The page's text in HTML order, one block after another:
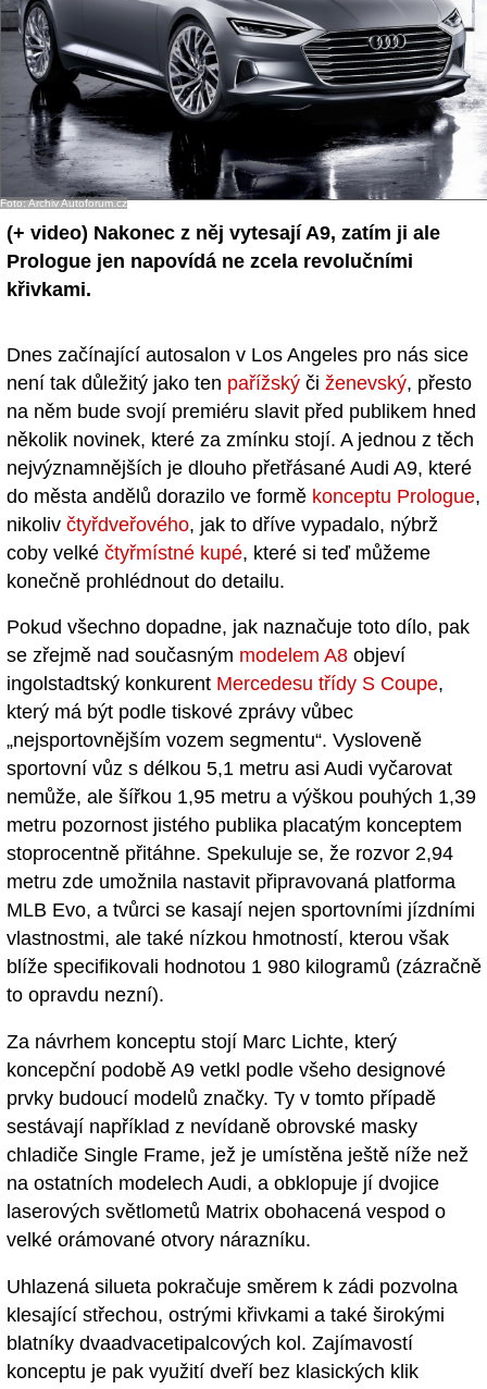
Foto: Archiv Autoforum.cz
(+ video) Nakonec z něj vytesají A9, zatím ji ale
Prologue jen napovídá ne zcela revolučními
křivkami.
Dnes začínající autosalon v Los Angeles pro nás sice
není tak důležitý jako ten pařížský či ženevský, přesto
na něm bude svojí premiéru slavit před publikem hned
několik novinek, které za zmínku stojí. A jednou z těch
nejvýznamnějších je dlouho přetřásané Audi A9, které
do města andělů dorazilo ve formě konceptu Prologue,
nikoliv čtyřdveřového, jak to dříve vypadalo, nýbrž
coby velké čtyřmístné kupé, které si teď můžeme
konečně prohlédnout do detailu.
Pokud všechno dopadne, jak naznačuje toto dílo, pak
se zřejmě nad současným modelem A8 objeví
ingolstadtský konkurent Mercedesu třídy S Coupe,
který má být podle tiskové zprávy vůbec
„nejsportovnějším vozem segmentu“. Vysloveně
sportovní vůz s délkou 5,1 metru asi Audi vyčarovat
nemůže, ale šířkou 1,95 metru a výškou pouhých 1,39
metru pozornost jistého publika placatým konceptem
stoprocentně přitáhne. Spekuluje se, že rozvor 2,94
metru zde umožnila nastavit připravovaná platforma
MLB Evo, a tvůrci se kasají nejen sportovními jízdními
vlastnostmi, ale také nízkou hmotností, kterou však
blíže specifikovali hodnotou 1 980 kilogramů (zázračně
to opravdu nezní).
Za návrhem konceptu stojí Marc Lichte, který
koncepční podobě A9 vetkl podle všeho designové
prvky budoucí modelů značky. Ty v tomto případě
sestávají například z nevídaně obrovské masky
chladiče Single Frame, jež je umístěna ještě níže než
na ostatních modelech Audi, a obklopuje jí dvojice
laserových světlometů Matrix obohacená vespod o
velké orámované otvory nárazníku.
Uhlazená silueta pokračuje směrem k zádi pozvolna
klesající střechou, ostrými křivkami a také širokými
blatníky dvaadvacetipalcových kol. Zajímavostí
konceptu je pak využití dveří bez klasických klik